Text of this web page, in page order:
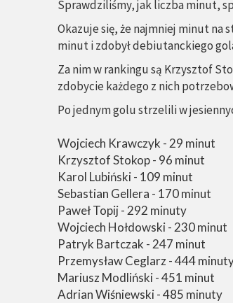
Sprawdziliśmy, jak liczba minut,
Okazuje się, że najmniej minut na
minut i zdobył debiutanckiego
Za nim w rankingu są Krzysztof
zdobycie każdego z nich
Po jednym golu strzelili w
Wojciech Krawczyk - 29 minut
Krzysztof Stokop - 96 minut
Karol Lubiński - 109 minut
Sebastian Gellera - 170 minut
Paweł Topij - 292 minuty
Wojciech Hołdowski - 230 minut
Patryk Bartczak - 247 minut
Przemysław Ceglarz - 444
Mariusz Modliński - 451 minut
Adrian Wiśniewski - 485 minuty